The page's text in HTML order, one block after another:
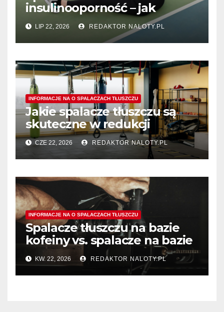
insulinooporność – jak
wspomagają procesy
spalania tłuszczu?
LIP 22, 2026 REDAKTOR NALOTY.PL
INFORMACJE NA O SPALACZACH TŁUSZCZU
Jakie spalacze tłuszczu są
skuteczne w redukcji
tłuszczu z okolic ud?
CZE 22, 2026 REDAKTOR NALOTY.PL
INFORMACJE NA O SPALACZACH TŁUSZCZU
Spalacze tłuszczu na bazie
kofeiny vs. spalacze na bazie
termogeników – który typ
wybrać?
KW. 22, 2026 REDAKTOR NALOTY.PL